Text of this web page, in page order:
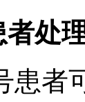
者处
患